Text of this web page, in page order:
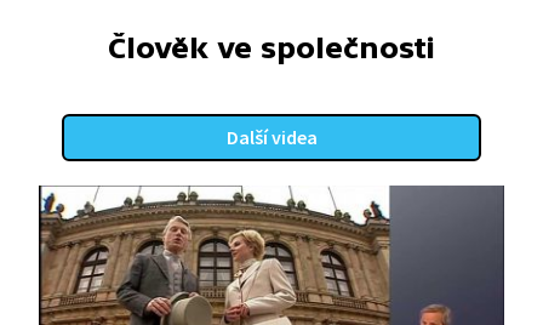
Člověk ve společnosti
Další videa